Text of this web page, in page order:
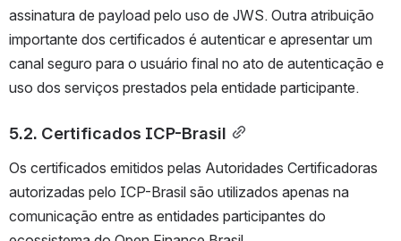
assinatura de payload pelo uso de JWS. Outra atribuição
importante dos certificados é autenticar e apresentar um
canal seguro para o usuário final no ato de autenticação e
uso dos serviços prestados pela entidade participante.
5.2. Certificados ICP-Brasil
Os certificados emitidos pelas Autoridades Certificadoras
autorizadas pelo ICP-Brasil são utilizados apenas na
comunicação entre as entidades participantes do